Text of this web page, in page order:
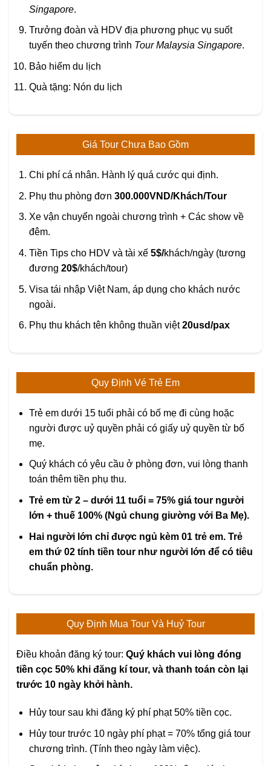
Singapore.
Trưởng đoàn và HDV địa phương phục vụ suốt
tuyến theo chương trình Tour Malaysia Singapore.
Bảo hiểm du lịch
Quà tặng: Nón du lịch
Giá Tour Chưa Bao Gồm
Chi phí cá nhân. Hành lý quá cước qui định.
Phụ thu phòng đơn 300.000VND/Khách/Tour
Xe vận chuyển ngoài chương trình + Các show về
đêm.
Tiền Tips cho HDV và tài xế 5$/khách/ngày (tương
đương 20$/khách/tour)
Visa tái nhập Việt Nam, áp dụng cho khách nước
ngoài.
Phụ thu khách tên không thuần việt20usd/pax
Quy Định Vé Trẻ Em
Trẻ em dưới 15 tuổi phải có bố mẹ đi cùng hoặc
người được uỷ quyền phải có giấy uỷ quyền từ bố
mẹ.
Quý khách có yêu cầu ở phòng đơn, vui lòng thanh
toán thêm tiền phụ thu.
Trẻ em từ 2 – dưới 11 tuổi = 75% giá tour người
lớn + thuế 100% (Ngủ chung giường với Ba Mẹ).
Hai người lớn chỉ được ngủ kèm 01 trẻ em. Trẻ
em thứ 02 tính tiền tour như người lớn để có tiêu
chuẩn phòng.
Quy Định Mua Tour Và Huỷ Tour
Điều khoản đăng ký tour: Quý khách vui lòng đóng
tiền cọc 50% khi đăng kí tour, và thanh toán còn lại
trước 10 ngày khởi hành.
Hủy tour sau khi đăng ký phí phạt 50% tiền cọc.
Hủy tour trước 10 ngày phí phạt = 70% tổng giá tour
chương trình. (Tính theo ngày làm việc).